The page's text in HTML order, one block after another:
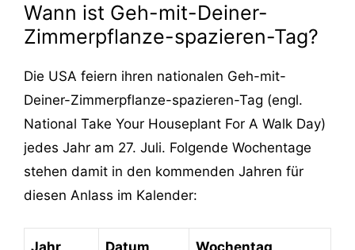
Wann ist Geh-mit-Deiner-
Zimmerpflanze-spazieren-Tag?
Die USA feiern ihren nationalen Geh-mit-
Deiner-Zimmerpflanze-spazieren-Tag (engl.
National Take Your Houseplant For A Walk Day)
jedes Jahr am 27. Juli. Folgende Wochentage
stehen damit in den kommenden Jahren für
diesen Anlass im Kalender:
Jahr Datum Wochentag